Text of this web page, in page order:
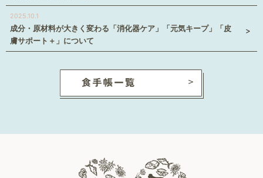
2025.10.1
成分・原材料が大きく変わる「消化器ケア」「元気キープ」「皮
膚サポート＋」について